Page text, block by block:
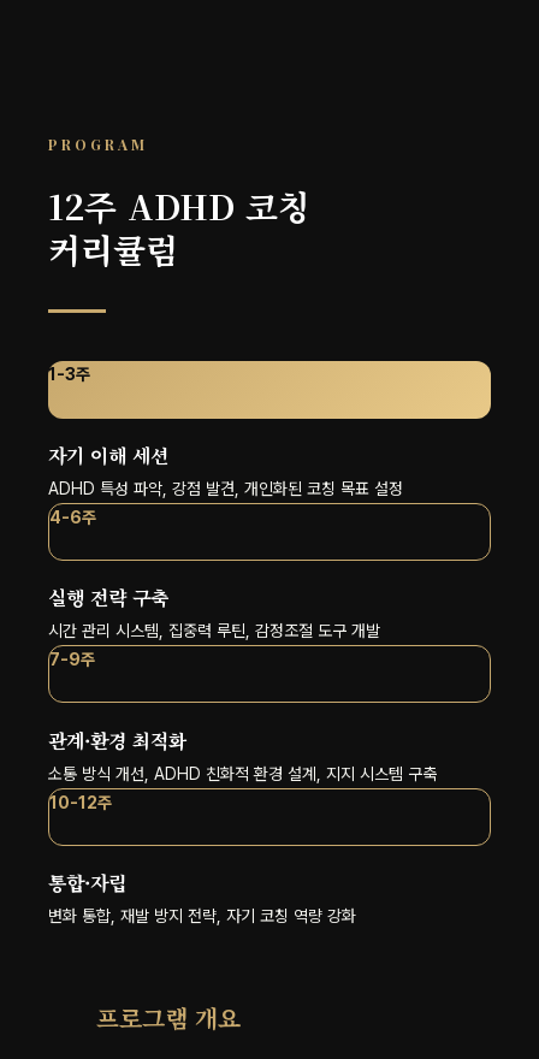
PROGRAM
12주 ADHD 코칭
커리큘럼
1-3주
자기 이해 세션
ADHD 특성 파악, 강점 발견, 개인화된 코칭 목표 설정
4-6주
실행 전략 구축
시간 관리 시스템, 집중력 루틴, 감정조절 도구 개발
7-9주
관계·환경 최적화
소통 방식 개선, ADHD 친화적 환경 설계, 지지 시스템 구축
10-12주
통합·자립
변화 통합, 재발 방지 전략, 자기 코칭 역량 강화
프로그램 개요